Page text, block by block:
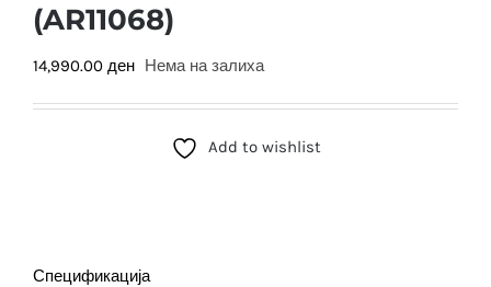
(AR11068)
14,990.00 ден Нема на залиха
Add to wishlist
Спецификација